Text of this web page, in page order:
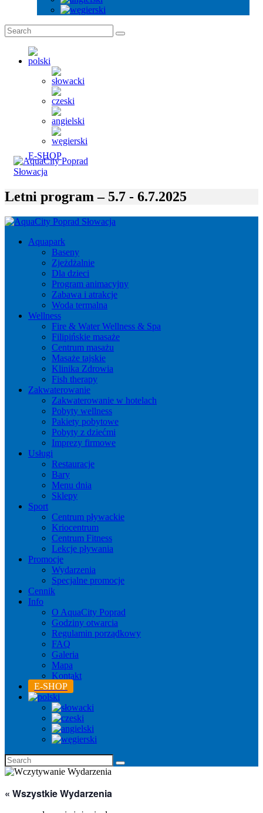
E-SHOP
Letni program – 5.7 - 6.7.2025
Aquapark
Baseny
Zjeżdżalnie
Dla dzieci
Program animacyjny
Zabawa i atrakcje
Woda termalna
Wellness
Fire & Water Wellness & Spa
Filipińskie masaże
Centrum masażu
Masaże tajskie
Klinika Zdrowia
Fish therapy
Zakwaterowanie
Zakwaterowanie w hotelach
Pobyty wellness
Pakiety pobytowe
Pobyty z dziećmi
Imprezy firmowe
Usługi
Restauracje
Bary
Menu dnia
Sklepy
Sport
Centrum pływackie
Kriocentrum
Centrum Fitness
Lekcje pływania
Promocje
Wydarzenia
Specjalne promocje
Cennik
Info
O AquaCity Poprad
Godziny otwarcia
Regulamin porządkowy
FAQ
Galeria
Mapa
Kontakt
E-SHOP
« Wszystkie Wydarzenia